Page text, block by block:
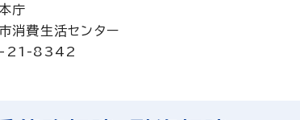
庁
消費生活センター
21-8342